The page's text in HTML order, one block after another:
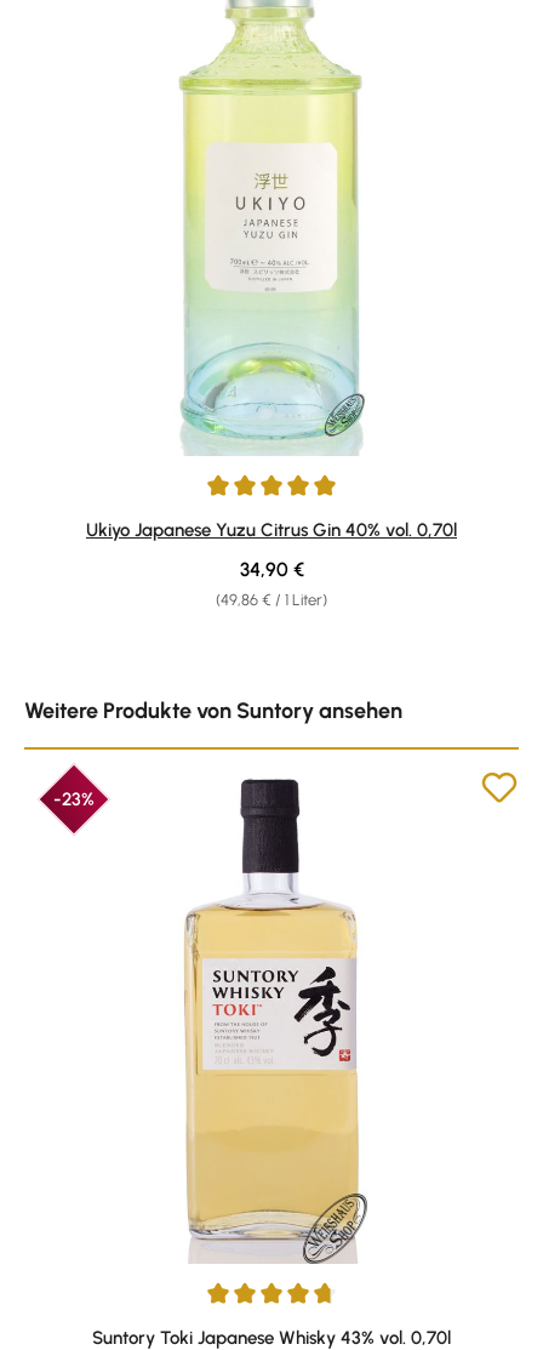
Durchschnittliche Bewertung von 5 von 5 Sternen
Ukiyo Japanese Yuzu Citrus Gin 40% vol. 0,70l
(49,86 € / 1 Liter)
Regulärer Preis:
34,90 €
Weitere Produkte von Suntory ansehen
-23%
Durchschnittliche Bewertung von 4.64 von 5 Sternen
Suntory Toki Japanese Whisky 43% vol. 0,70l